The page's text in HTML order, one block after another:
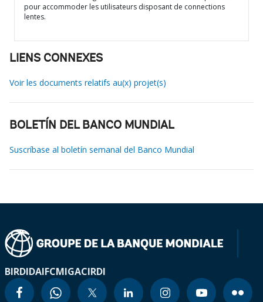
pour accommoder les utilisateurs disposant de connections
lentes.
LIENS CONNEXES
Voir les documents relatifs au(x) projet(s)
BOLETÍN DEL BANCO MUNDIAL
Suscríbase al boletín semanal del Banco Mundial
BIRDIDAIFCMIGACIRDI